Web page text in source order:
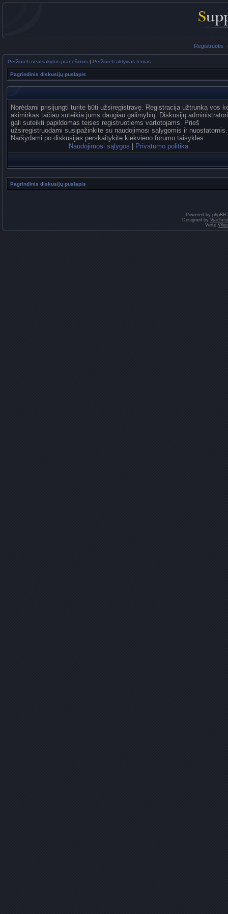
Registruotis
Peržiūrėti neatsakytus pranešimus | Peržiūrėti aktyvias temas
Pagrindinis diskusijų puslapis
Norėdami prisijungti turite būti užsiregistravę. Registracija užtrunka vos
akimirkas tačiau suteikia jums daugiau galimybių. Diskusijų
gali suteikti papildomas teises registruotiems vartotojams. Prieš
užsiregistruodami susipažinkite su naudojimosi sąlygomis ir nuostatomis.
Naršydami po diskusijas perskaitykite kiekvieno forumo taisykles.
Naudojimosi sąlygos
Privatumo politika
Pagrindinis diskusijų puslapis
Powered by phpBB
Designed by
Vertė